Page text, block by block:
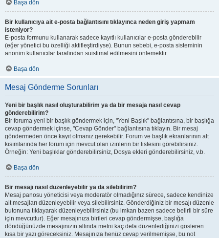
Başa dön
Bir kullanıcıya ait e-posta bağlantısını tıklayınca neden giriş yapmam
isteniyor?
E-posta formunu kullanarak sadece kayıtlı kullanıcılar e-posta gönderebilir
(eğer yönetici bu özelliği aktifleştirdiyse). Bunun sebebi, e-posta sisteminin
anonim kullanıcılar tarafından suistimal edilmesini önlemektir.
Başa dön
Mesaj Gönderme Sorunları
Yeni bir başlık nasıl oluşturabilirim ya da bir mesaja nasıl cevap
gönderebilirim?
Bir foruma yeni bir başlık göndermek için, "Yeni Başlık" bağlantısına, bir başlığa
cevap göndermek içinse, "Cevap Gönder" bağlantısına tıklayın. Bir mesaj
göndermeden önce kayıt olmanız gerekebilir. Forum ve başlık ekranlarının alt
kısımlarında her forum için mevcut olan izinlerin bir listesini görebilirsiniz.
Örneğin: Yeni başlıklar gönderebilirsiniz, Dosya ekleri gönderebilirsiniz, v.b.
Başa dön
Bir mesajı nasıl düzenleyebilir ya da silebilirim?
Mesaj panosu yöneticisi veya moderatör olmadığınız sürece, sadece kendinize
ait mesajları düzenleyebilir veya silebilirsiniz. Gönderdiğiniz bir mesajı düzenle
butonuna tıklayarak düzenleyebilirsiniz (bu imkan bazen sadece belirli bir süre
için mevcuttur). Eğer mesajınıza birileri cevap göndermişse, başlığa
döndüğünüzde mesajınızın altında metni kaç defa düzenlediğinizi gösteren
kısa bir yazı göreceksiniz. Mesajınıza henüz cevap verilmemişse, bu not